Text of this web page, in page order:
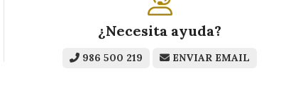
¿Necesita ayuda?
986 500 219 ENVIAR EMAIL